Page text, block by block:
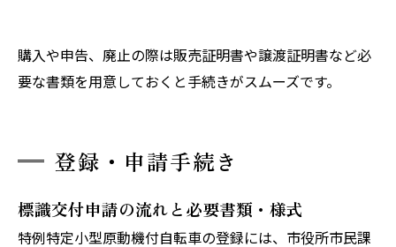
購入や申告、廃止の際は販売証明書や譲渡証明書など必
要な書類を用意しておくと手続きがスムーズです。
登録・申請手続き
標識交付申請の流れと必要書類・様式
特例特定小型原動機付自転車の登録には、市役所市民課